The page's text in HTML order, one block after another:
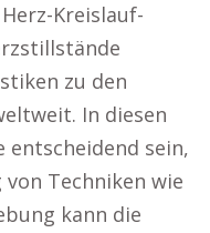
Kreislauf-
zu den
In diesen
entscheidend sein,
Techniken wie
kann die